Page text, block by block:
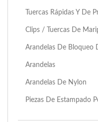
Tuercas Rápidas Y De
Clips / Tuercas De
Arandelas De Bloqueo
Arandelas
Arandelas De Nylon
Piezas De Estampado